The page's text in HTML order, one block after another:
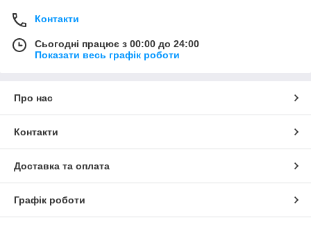
Контакти
Сьогодні працює з 00:00 до 24:00
Показати весь графік роботи
Про нас
Контакти
Доставка та оплата
Графік роботи